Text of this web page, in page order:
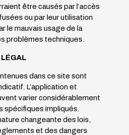
être causés par l’accès
ou par leur utilisation
le mauvais usage de la
problèmes techniques.
dans ce site sont
L’application et
varier considérablement
spécifiques impliqués.
changeante des lois,
et des dangers